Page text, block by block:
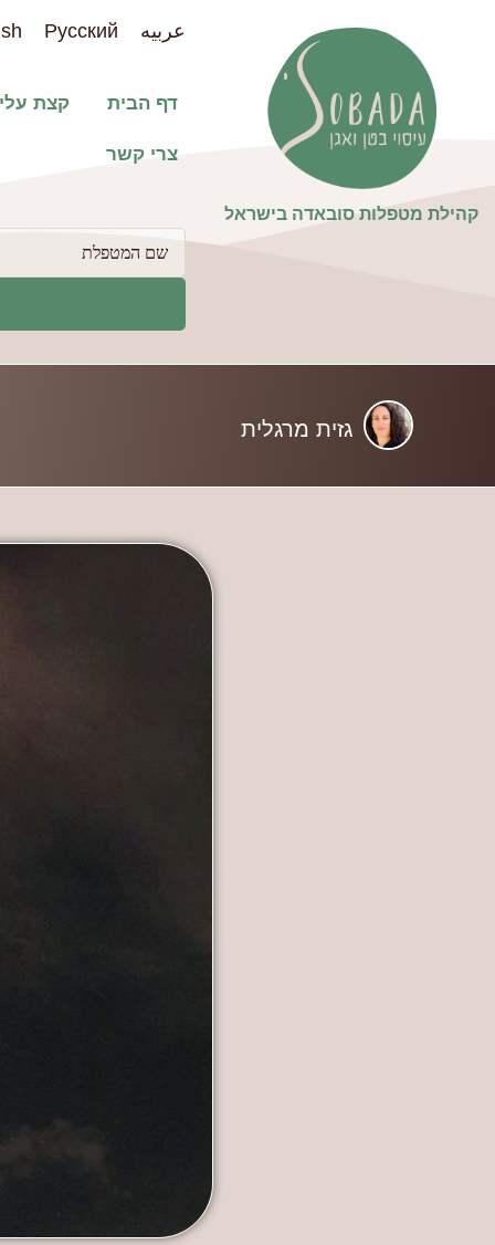
קהילת מטפלות סובאדה בישראל​
عربيه Pусский
דף הבית קצת
צרי קשר
למטפלות
גזית מרגלית